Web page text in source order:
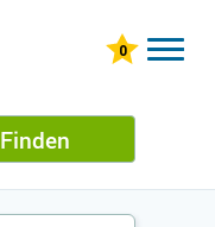
Finden